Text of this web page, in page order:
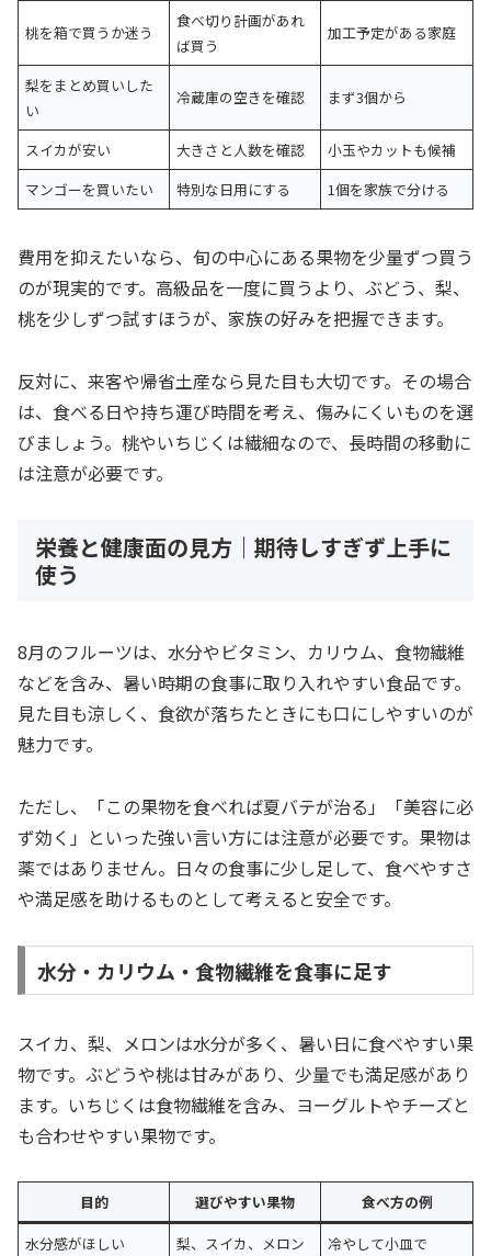
桃を箱で買うか迷う
食べ切り計画があれ
ば買う
加工予定がある家庭
梨をまとめ買いした
い
冷蔵庫の空きを確認 まず3個から
スイカが安い 大きさと人数を確認
小玉やカットも候補
マンゴーを買いたい
特別な日用にする 1個を家族で分ける
費用を抑えたいなら、旬の中心にある果物を少量ずつ買う
のが現実的です。高級品を一度に買うより、ぶどう、梨、
桃を少しずつ試すほうが、家族の好みを把握できます。
反対に、来客や帰省土産なら見た目も大切です。その場合
は、食べる日や持ち運び時間を考え、傷みにくいものを選
びましょう。桃やいちじくは繊細なので、長時間の移動に
は注意が必要です。
栄養と健康面の見方｜期待しすぎず上手に
使う
8月のフルーツは、水分やビタミン、カリウム、食物繊維
などを含み、暑い時期の食事に取り入れやすい食品です。
見た目も涼しく、食欲が落ちたときにも口にしやすいのが
魅力です。
ただし、「この果物を食べれば夏バテが治る」「美容に必
ず効く」といった強い言い方には注意が必要です。果物は
薬ではありません。日々の食事に少し足して、食べやすさ
や満足感を助けるものとして考えると安全です。
水分・カリウム・食物繊維を食事に足す
スイカ、梨、メロンは水分が多く、暑い日に食べやすい果
物です。ぶどうや桃は甘みがあり、少量でも満足感があり
ます。いちじくは食物繊維を含み、ヨーグルトやチーズと
も合わせやすい果物です。
目的 選びやすい果物
食べ方の例
水分感がほしい
梨、スイカ、メロン
冷やして小皿で